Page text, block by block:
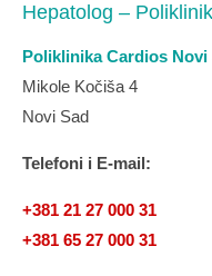
Hepatolog –
Poliklinika Cardios Novi
Mikole Kočiša 4
Novi Sad
Telefoni i E-mail:
+381 21 27 000 31
+381 65 27 000 31